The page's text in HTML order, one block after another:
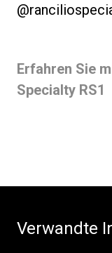
Erfahren Sie
Specialty RS1
Verwandte